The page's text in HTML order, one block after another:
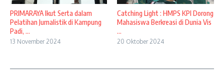
PRIMARAYA Ikut Serta dalam
Pelatihan Jurnalistik di Kampung
Padi, ...
13 November 2024
Catching Light : HMPS KPI Dorong
Mahasiswa Berkreasi di Dunia Vis
...
20 Oktober 2024